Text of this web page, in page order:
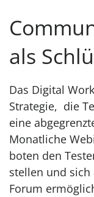
als
Das Digital
Strategie, die
eine
Monatliche
boten den
stellen und sich
Forum